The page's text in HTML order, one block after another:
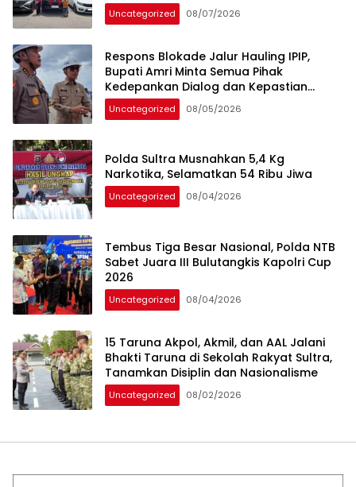
Uncategorized 08/07/2026
Respons Blokade Jalur Hauling IPIP,
Bupati Amri Minta Semua Pihak
Kedepankan Dialog dan Kepastian
Hukum
Uncategorized 08/05/2026
Polda Sultra Musnahkan 5,4 Kg
Narkotika, Selamatkan 54 Ribu Jiwa
Uncategorized 08/04/2026
Tembus Tiga Besar Nasional, Polda NTB
Sabet Juara III Bulutangkis Kapolri Cup
2026
Uncategorized 08/04/2026
15 Taruna Akpol, Akmil, dan AAL Jalani
Bhakti Taruna di Sekolah Rakyat Sultra,
Tanamkan Disiplin dan Nasionalisme
Uncategorized 08/02/2026